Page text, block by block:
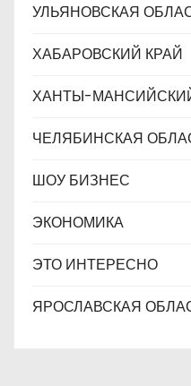
УЛЬЯНОВСКАЯ
ХАБАРОВСКИЙ КРАЙ
ХАНТЫ-
ЧЕЛЯБИНСКАЯ
ШОУ БИЗНЕС
ЭКОНОМИКА
ЭТО ИНТЕРЕСНО
ЯРОСЛАВСКАЯ